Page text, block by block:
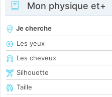
Mon physique et+
Je cherche
Les yeux
Les cheveux
Silhouette
Taille